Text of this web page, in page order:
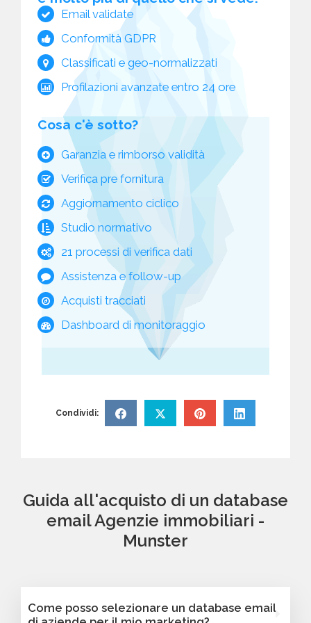
Email validate
Conformità GDPR
Classificati e geo-normalizzati
Profilazioni avanzate entro 24 ore
Cosa c'è sotto?
Garanzia e rimborso validità
Verifica pre fornitura
Aggiornamento ciclico
Studio normativo
21 processi di verifica dati
Assistenza e follow-up
Acquisti tracciati
Dashboard di monitoraggio
Condividi:
Guida all'acquisto di un database
email Agenzie immobiliari -
Munster
Come posso selezionare un database email